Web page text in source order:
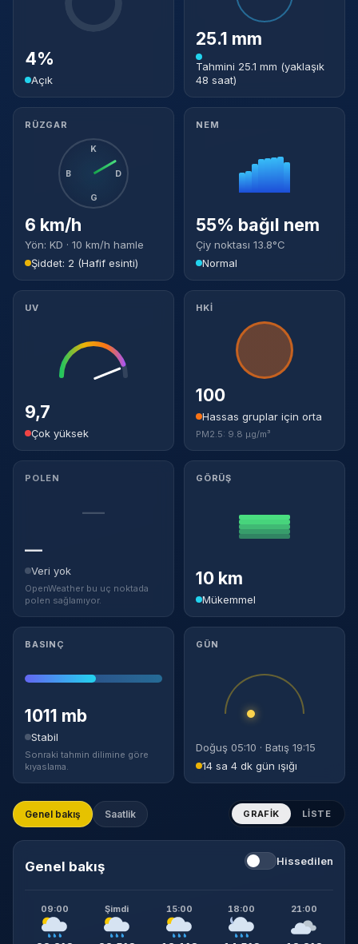
4%
Açık
25.1 mm
Tahmini 25.1 mm (yaklaşık
48 saat)
RÜZGAR
K
D
G
B
6 km/h
Yön: KD · 10 km/h hamle
Şiddet: 2 (Hafif esinti)
NEM
55% bağıl nem
Çiy noktası 13.8°C
Normal
UV
9,7
Çok yüksek
HKİ
100
Hassas gruplar için orta
PM2.5: 9.8 µg/m³
POLEN
—
—
Veri yok
OpenWeather bu uç noktada
polen sağlamıyor.
GÖRÜŞ
10 km
Mükemmel
BASINÇ
1011 mb
Stabil
Sonraki tahmin dilimine göre
kıyaslama.
GÜN
Doğuş 05:10 · Batış 19:15
14 sa 4 dk gün ışığı
Genel bakış Saatlik GRAFIK LISTE
Genel bakış Hissedilen
09:00 Şimdi 15:00 18:00 21:00